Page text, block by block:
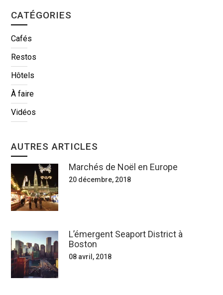
CATÉGORIES
Cafés
Restos
Hôtels
À faire
Vidéos
AUTRES ARTICLES
Marchés de Noël en Europe
20 décembre, 2018
L’émergent Seaport District à
Boston
08 avril, 2018